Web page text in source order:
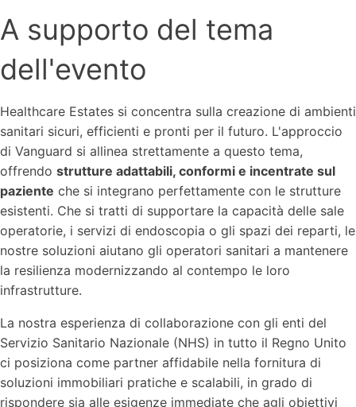
A supporto del tema
dell'evento
Healthcare Estates si concentra sulla creazione di ambienti
sanitari sicuri, efficienti e pronti per il futuro. L'approccio
di Vanguard si allinea strettamente a questo tema,
offrendo strutture adattabili, conformi e incentrate sul
paziente che si integrano perfettamente con le strutture
esistenti. Che si tratti di supportare la capacità delle sale
operatorie, i servizi di endoscopia o gli spazi dei reparti, le
nostre soluzioni aiutano gli operatori sanitari a mantenere
la resilienza modernizzando al contempo le loro
infrastrutture.
La nostra esperienza di collaborazione con gli enti del
Servizio Sanitario Nazionale (NHS) in tutto il Regno Unito
ci posiziona come partner affidabile nella fornitura di
soluzioni immobiliari pratiche e scalabili, in grado di
rispondere sia alle esigenze immediate che agli obiettivi